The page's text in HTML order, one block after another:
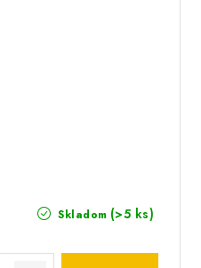
Skladom (>5 ks)